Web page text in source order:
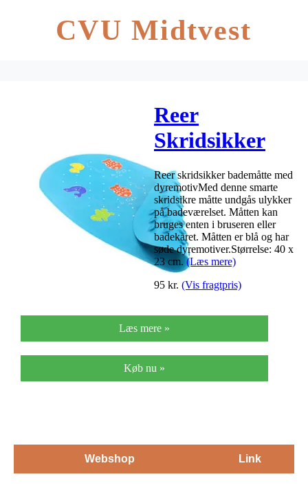
CVU Midtvest
Reer
Skridsikker
bademåtte –
blå – 1 stk.
Reer skridsikker bademåtte med
dyremotivMed denne smarte
skridsikre måtte undgås ulykker
på badeværelset. Måtten kan
bruges enten i bruseren eller
badekaret. Måtten er blå og har
søde dyremotiver.Størrelse: 40 x
23 cm. (Læs mere)
95 kr. (Vis fragtpris)
Læs mere »
Køb nu »
Webshop Link